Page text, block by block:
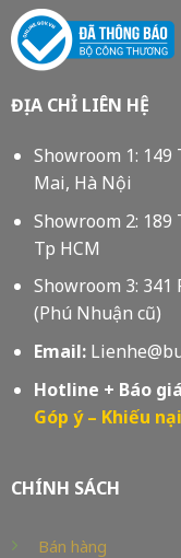
ĐỊA CHỈ LIÊN HỆ
Showroom 1: 149
Mai, Hà Nội
Showroom 2: 189
Tp HCM
Showroom 3: 341
(Phú Nhuận cũ)
Email:
Hotline + Báo
Góp ý – Khiếu
CHÍNH SÁCH
Bán hàng